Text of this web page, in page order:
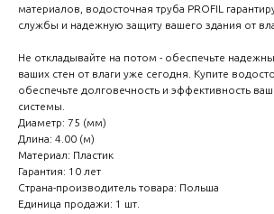
материалов, водосточная труба PROFIL
службы и надежную защиту вашего здания от
Не откладывайте на потом - обеспечьте
ваших стен от влаги уже сегодня. Купите
обеспечьте долговечность и эффективность
системы.
Диаметр: 75 (мм)
Длина: 4.00 (м)
Материал: Пластик
Гарантия: 10 лет
Страна-производитель товара: Польша
Единица продажи: 1 шт.